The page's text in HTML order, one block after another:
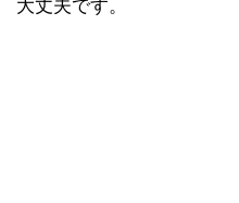
大丈夫です。